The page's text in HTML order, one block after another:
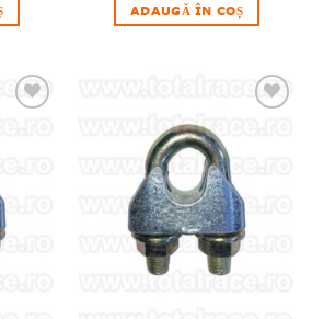
ADAUGĂ ÎN COȘ